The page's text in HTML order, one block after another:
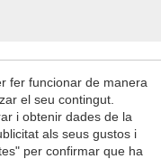
fer funcionar de manera
el seu contingut.
i obtenir dades de la
als seus gustos i
per confirmar que ha
eleccions personals
dels seus
podem conèixer els
publicitat
de l'usuari.